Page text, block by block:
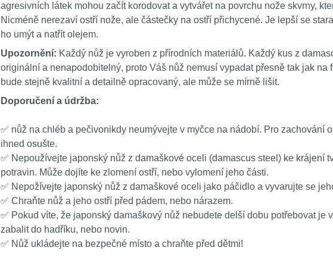
agresivních látek mohou začít korodovat a vytvářet na povrchu nože skvrny,
Nicméně nerezaví ostří nože, ale částečky na ostří přichycené. Je lepší se
ho umýt a natřít olejem.
Upozornění: Každý nůž je vyroben z přírodních materiálů. Každý kus z
originální a nenapodobitelný, proto Váš nůž nemusí vypadat přesně tak jak na
bude stejně kvalitní a detailně opracovaný, ale může se mírně lišit.
Doporučení a údržba:
✅ nůž na chléb a pečivonikdy neumývejte v myčce na nádobí. Pro zachování
ihned osušte.
✅ Nepoužívejte japonský nůž z damaškové oceli (damascus steel) ke krájení
potravin. Může dojíte ke zlomení ostří, nebo vylomení jeho části.
✅ Nepožívejte japonský nůž z damaškové oceli jako páčidlo a vyvarujte se
✅ Chraňte nůž a jeho ostří před pádem, nebo nárazem.
✅ Pokud víte, že japonský damaškový nůž nebudete delší dobu potřebovat je
zabalit do hadříku, nebo novin.
✅ Nůž ukládejte na bezpečné místo a chraňte před dětmi!